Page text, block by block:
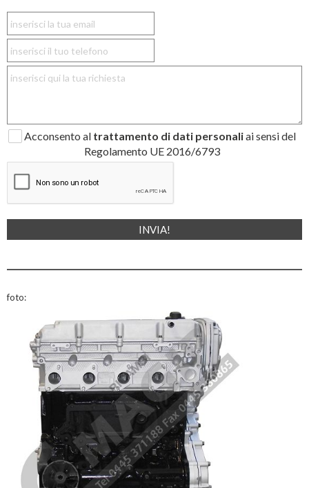
Acconsento al trattamento di dati personaliai sensi del
Regolamento UE 2016/6793
foto: